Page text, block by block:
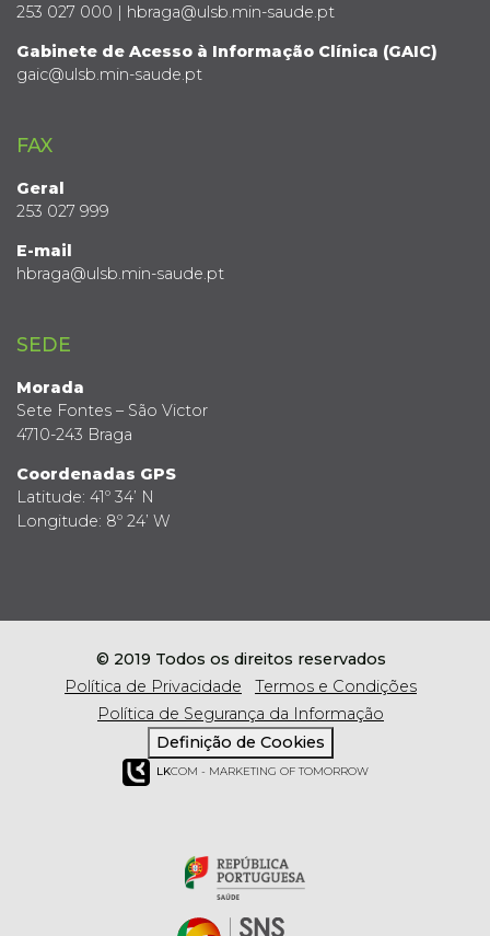
253 027 000 | hbraga@ulsb.min-saude.pt
Gabinete de Acesso à Informação Clínica (GAIC)
gaic@ulsb.min-saude.pt
FAX
Geral
253 027 999
E-mail
hbraga@ulsb.min-saude.pt
SEDE
Morada
Sete Fontes – São Victor
4710-243 Braga
Coordenadas GPS
Latitude: 41º 34’ N
Longitude: 8º 24’ W
© 2019 Todos os direitos reservados
Política de Privacidade
Termos e Condições
Política de Segurança da Informação
Definição de Cookies
LKCOM - MARKETING OF TOMORROW